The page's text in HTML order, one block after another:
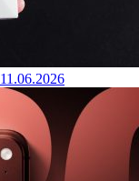
11.06.2026